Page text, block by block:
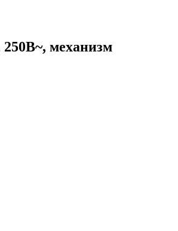
механизм